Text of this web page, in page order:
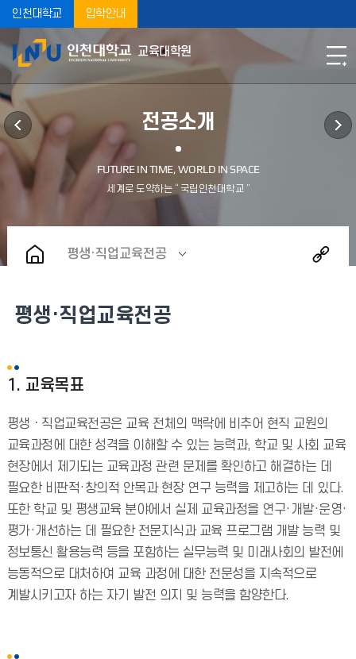
인천대학교 입학안내
교육대학원
전공소개
평생·직업교육전공
평생·직업교육전공
1. 교육목표
평생ㆍ직업교육전공은 교육 전체의 맥락에 비추어 현직 교원의
교육과정에 대한 성격을 이해할 수 있는 능력과, 학교 및 사회 교육
현장에서 제기되는 교육과정 관련 문제를 확인하고 해결하는 데
필요한 비판적·창의적 안목과 현장 연구 능력을 제고하는 데 있다.
또한 학교 및 평생교육 분야에서 실제 교육과정을 연구·개발·운영·
평가·개선하는 데 필요한 전문지식과 교육 프로그램 개발 능력 및
정보통신 활용능력 등을 포함하는 실무능력 및 미래사회의 발전에
능동적으로 대처하여 교육 과정에 대한 전문성을 지속적으로
계발시키고자 하는 자기 발전 의지 및 능력을 함양한다.